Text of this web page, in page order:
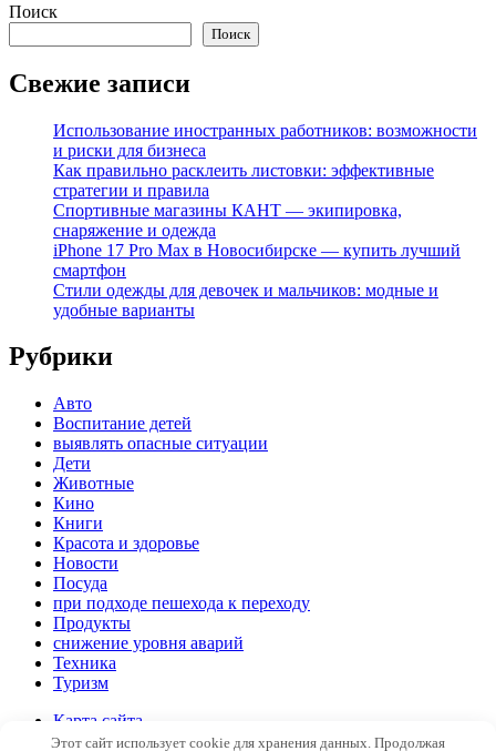
Поиск
Поиск
Свежие записи
Использование иностранных работников: возможности
и риски для бизнеса
Как правильно расклеить листовки: эффективные
стратегии и правила
Спортивные магазины КАНТ — экипировка,
снаряжение и одежда
iPhone 17 Pro Max в Новосибирске — купить лучший
смартфон
Стили одежды для девочек и мальчиков: модные и
удобные варианты
Рубрики
Авто
Воспитание детей
выявлять опасные ситуации
Дети
Животные
Кино
Книги
Красота и здоровье
Новости
Посуда
при подходе пешехода к переходу
Продукты
снижение уровня аварий
Техника
Туризм
Карта сайта
Пример страницы
Этот сайт использует cookie для хранения данных. Продолжая